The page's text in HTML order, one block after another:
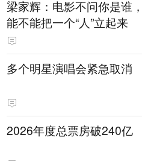
梁家辉：电影不问你是谁
能不能把一个“人”立起来
多个明星演唱会紧急取消
2026年度总票房破240亿